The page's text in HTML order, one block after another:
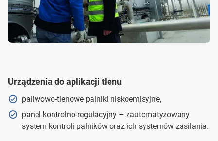
Urządzenia do aplikacji tlenu
paliwowo-tlenowe palniki niskoemisyjne,
panel kontrolno-regulacyjny – zautomatyzowany
system kontroli palników oraz ich systemów zasilania.